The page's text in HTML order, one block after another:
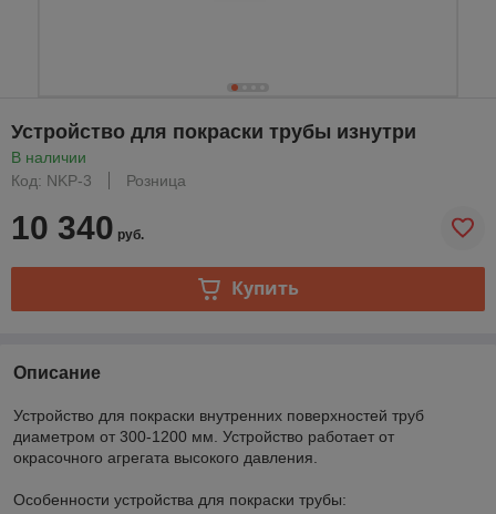
Устройство для покраски трубы изнутри
В наличии
Код: NKP-3
Розница
10 340 руб.
Купить
Описание
Устройство для покраски внутренних поверхностей труб
диаметром от 300-1200 мм. Устройство работает от
окрасочного агрегата высокого давления.
Особенности устройства для покраски трубы: